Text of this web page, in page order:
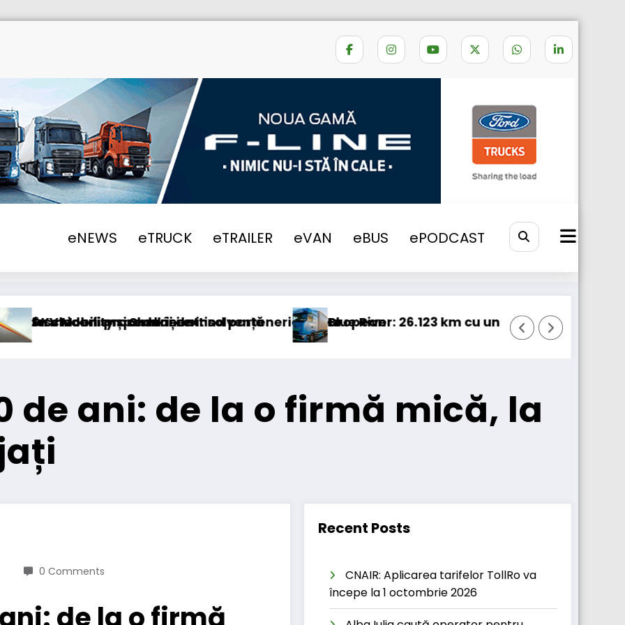
eNEWS eTRUCK eTRAILER eVAN eBUS ePODCAST
Eurowag, la 30 de ani: de la o firmă mică, la 2000 de angajați
parteneriatul europeanBlue River: 26.123 km cu un camion 100% electric în transport internațional
Proiectul Revoy prinde contur
de ani: de la o firmă mică, la
0 Comments
Recent Posts
CNAIR: Aplicarea tarifelor TollRo va
începe la 1 octombrie 2026